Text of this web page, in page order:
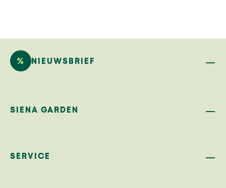
% NIEUWSBRIEF
SIENA GARDEN
SERVICE